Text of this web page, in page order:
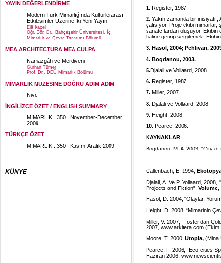
YAYIN DEĞERLENDİRME
Modern Türk Mimarlığında Kültürlerarası
Etkileşimler Üzerine İki Yeni Yayın
Elâ Kaçel
Öğr. Gör. Dr., Bahçeşehir Üniversitesi, İç
Mimarlık ve Çevre Tasarımı Bölümü
MEA ARCHITECTURA MEA CULPA
Namazgâh ve Merdiveni
Gürhan Tümer
Prof. Dr., DEÜ Mimarlık Bölümü
MİMARLIK MÜZESİNE DOĞRU ADIM ADIM
Nivo
İNGİLİZCE ÖZET / ENGLISH SUMMARY
MİMARLIK . 350 | November-December
2009
TÜRKÇE ÖZET
MİMARLIK . 350 | Kasım-Aralık 2009
KÜNYE
1. Register, 1987.
2. Yakın zamanda bir inisiyatif,
çalışıyor. Proje ekibi mimarlar,
sanatçılardan oluşuyor. Ekibin
haline getirip sergilemek.
3. Hasol, 2004; Pehlivan,
4. Bogdanou, 2003.
5.Djalali ve Vollaard, 2008.
6. Register, 1987.
7. Miller, 2007.
8. Djalali ve Vollaard, 2008.
9. Height, 2008.
10. Pearce, 2006.
KAYNAKLAR
Bogdanou, M. A. 2003, “City
Callenbach, E. 1994, Ekotopya
Djalali, A. Ve P. Vollaard,
Projects and Fiction”, Volume
Hasol, D. 2004, “Olaylar,
Height, D. 2008, “Mimarinin
Miller, V. 2007, “Foster’dan
2007, www.arkitera.com (Ekim
Moore, T. 2000, Utopia, (Mina
Pearce, F. 2006, “Eco-cities
Haziran 2006,